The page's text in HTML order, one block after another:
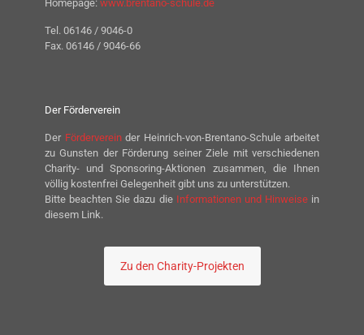
Homepage: www.brentano-schule.de
Tel. 06146 / 9046-0
Fax. 06146 / 9046-66
Der Förderverein
Der Fördervereinder Heinrich-von-Brentano-Schule arbeitet
zu Gunsten der Förderung seiner Ziele mit verschiedenen
Charity- und Sponsoring-Aktionen zusammen, die Ihnen
völlig kostenfrei Gelegenheit gibt uns zu unterstützen.
Bitte beachten Sie dazu die Informationen und Hinweisein
diesem Link.
Zu den Charity-Projekten